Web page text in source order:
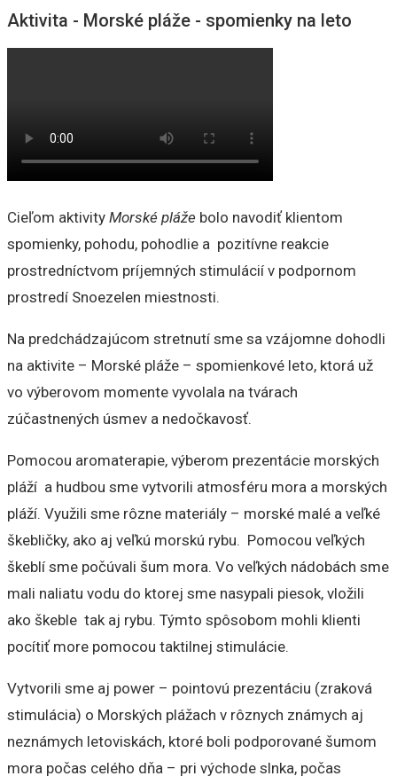
Aktivita - Morské pláže - spomienky na leto
Cieľom aktivity Morské pláže bolo navodiť klientom
spomienky, pohodu, pohodlie a pozitívne reakcie
prostredníctvom príjemných stimulácií v podpornom
prostredí Snoezelen miestnosti.
Na predchádzajúcom stretnutí sme sa vzájomne dohodli
na aktivite – Morské pláže – spomienkové leto, ktorá už
vo výberovom momente vyvolala na tvárach
zúčastnených úsmev a nedočkavosť.
Pomocou aromaterapie, výberom prezentácie morských
pláží a hudbou sme vytvorili atmosféru mora a morských
pláží. Využili sme rôzne materiály – morské malé a veľké
škebličky, ako aj veľkú morskú rybu. Pomocou veľkých
škeblí sme počúvali šum mora. Vo veľkých nádobách sme
mali naliatu vodu do ktorej sme nasypali piesok, vložili
ako škeble tak aj rybu. Týmto spôsobom mohli klienti
pocítiť more pomocou taktilnej stimulácie.
Vytvorili sme aj power – pointovú prezentáciu (zraková
stimulácia) o Morských plážach v rôznych známych aj
neznámych letoviskách, ktoré boli podporované šumom
mora počas celého dňa – pri východe slnka, počas